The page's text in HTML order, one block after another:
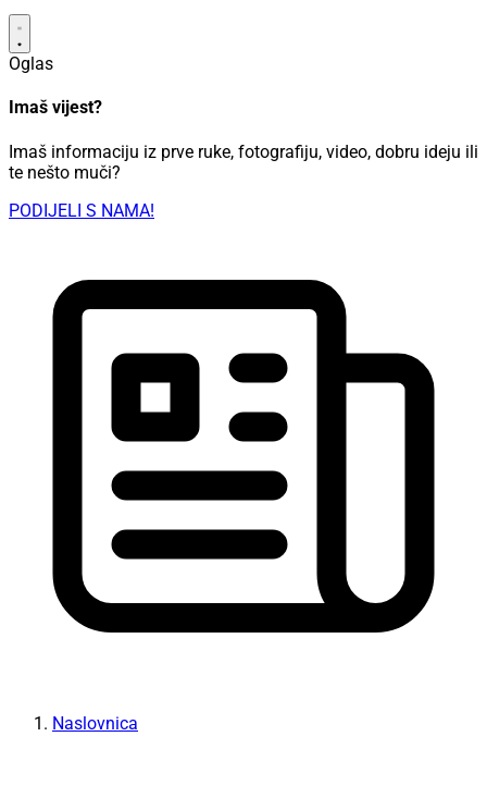
Oglas
Imaš vijest?
Imaš informaciju iz prve ruke, fotografiju, video, dobru ideju ili
te nešto muči?
PODIJELI S NAMA!
Naslovnica